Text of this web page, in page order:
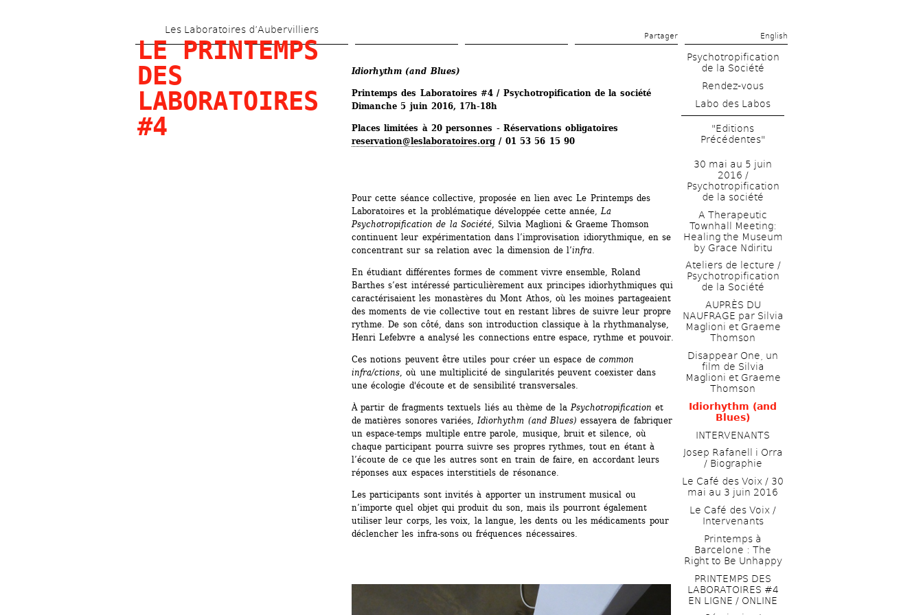
contenu
Les Laboratoires d’Aubervilliers
Partager English
LE PRINTEMPS
DES
LABORATOIRES
#4
Idiorhythm (and Blues)
Printemps des Laboratoires #4 / Psychotropification de la société
Dimanche 5 juin 2016, 17h-18h
Places limitées à 20 personnes - Réservations obligatoires
reservation@leslaboratoires.org / 01 53 56 15 90
Pour cette séance collective, proposée en lien avec Le Printemps des
Laboratoires et la problématique développée cette année, La
Psychotropification de la Société, Silvia Maglioni & Graeme Thomson
continuent leur expérimentation dans l’improvisation idiorythmique, en se
concentrant sur sa relation avec la dimension de l’infra.
En étudiant différentes formes de comment vivre ensemble, Roland
Barthes s’est intéressé particulièrement aux principes idiorhythmiques qui
caractérisaient les monastères du Mont Athos, où les moines partageaient
des moments de vie collective tout en restant libres de suivre leur propre
rythme. De son côté, dans son introduction classique à la rhythmanalyse,
Henri Lefebvre a analysé les connections entre espace, rythme et pouvoir.
Ces notions peuvent être utiles pour créer un espace de common
infra/ctions, où une multiplicité de singularités peuvent coexister dans
une écologie d'écoute et de sensibilité transversales.
À partir de fragments textuels liés au thème de la Psychotropification et
de matières sonores variées, Idiorhythm (and Blues) essayera de fabriquer
un espace-temps multiple entre parole, musique, bruit et silence, où
chaque participant pourra suivre ses propres rythmes, tout en étant à
l’écoute de ce que les autres sont en train de faire, en accordant leurs
réponses aux espaces interstitiels de résonance.
Les participants sont invités à apporter un instrument musical ou
n’importe quel objet qui produit du son, mais ils pourront également
utiliser leur corps, les voix, la langue, les dents ou les médicaments pour
déclencher les infra-sons ou fréquences nécessaires.
Psychotropification
de la Société
Rendez-vous
Labo des Labos
"Editions
Précédentes"
30 mai au 5 juin
2016 /
Psychotropification
de la société
A Therapeutic
Townhall Meeting:
Healing the Museum
by Grace Ndiritu
Ateliers de lecture /
Psychotropification
de la Société
AUPRÈS DU
NAUFRAGE par Silvia
Maglioni et Graeme
Thomson
Disappear One, un
film de Silvia
Maglioni et Graeme
Thomson
Idiorhythm (and
Blues)
INTERVENANTS
Josep Rafanell i Orra
/ Biographie
Le Café des Voix / 30
mai au 3 juin 2016
Le Café des Voix /
Intervenants
Printemps à
Barcelone : The
Right to Be Unhappy
PRINTEMPS DES
LABORATOIRES #4
EN LIGNE / ONLINE